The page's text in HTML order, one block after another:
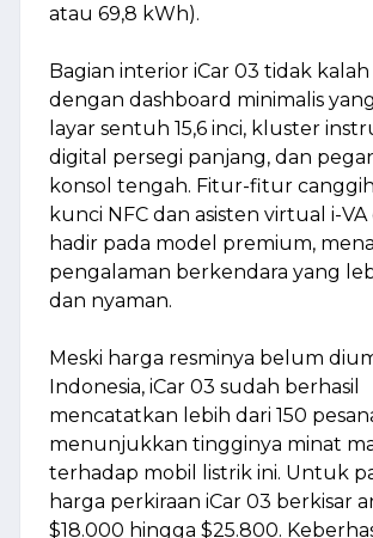
atau 69,8 kWh)​.
Bagian interior iCar 03 tidak
dengan dashboard minimalis
layar sentuh 15,6 inci, kluster
digital persegi panjang, dan
konsol tengah. Fitur-fitur
kunci NFC dan asisten virtual i-
hadir pada model premium,
pengalaman berkendara yang
dan nyaman​.
Meski harga resminya belum
Indonesia, iCar 03 sudah berhasil
mencatatkan lebih dari 150
menunjukkan tingginya minat
terhadap mobil listrik ini. Untuk
harga perkiraan iCar 03 berkisar
$18.000 hingga $25.800.